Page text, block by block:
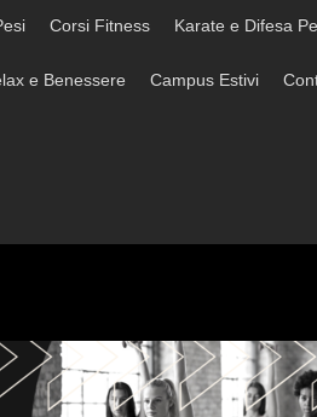
Corsi Fitness Karate e Difesa
e Benessere Campus Estivi